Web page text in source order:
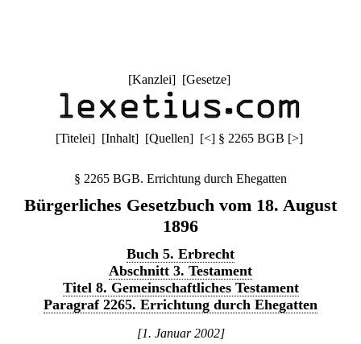
[Kanzlei] [Gesetze]
[Titelei] [Inhalt] [Quellen] [<] § 2265 BGB [>]
§ 2265 BGB. Errichtung durch Ehegatten
Bürgerliches Gesetzbuch vom 18. August
1896
Buch 5. Erbrecht
Abschnitt 3. Testament
Titel 8. Gemeinschaftliches Testament
Paragraf 2265. Errichtung durch Ehegatten
[1. Januar 2002]